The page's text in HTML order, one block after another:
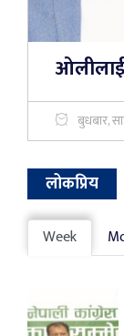
ओलीलाई
बुधबार,
लोकप्रिय
Week